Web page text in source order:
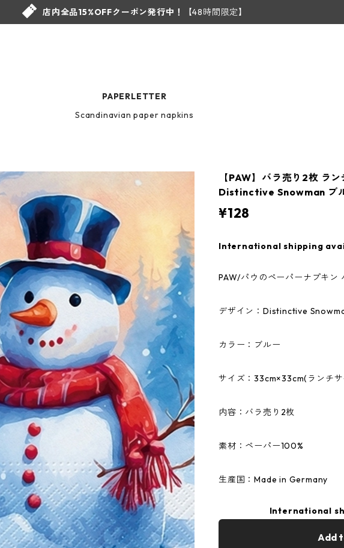
店内全品15%OFFクーポン発行中！ 【48時間限定】
PAPERLETTER
Scandinavian paper napkins
【PAW】バラ売り2枚 ラ
Distinctive Snowman ブ
¥128
International shipping
PAW/パウのペーパーナプキン
デザイン：Distinctive
カラー：ブルー
サイズ：33cm×33cm(ランチ
内容：バラ売り2枚
素材：ペーパー100%
生産国：Made in Germany
International
Add